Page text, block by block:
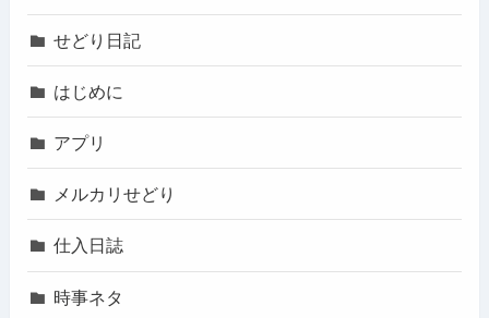
せどり日記
はじめに
アプリ
メルカリせどり
仕入日誌
時事ネタ